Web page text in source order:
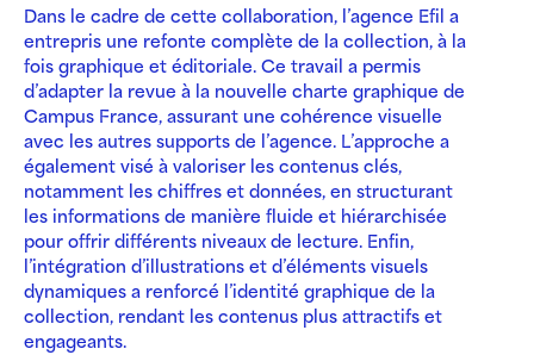
Dans le cadre de cette collaboration, l’agence Efil a
entrepris une refonte complète de la collection, à la
fois graphique et éditoriale. Ce travail a permis
d’adapter la revue à la nouvelle charte graphique de
Campus France, assurant une cohérence visuelle
avec les autres supports de l’agence. L’approche a
également visé à valoriser les contenus clés,
notamment les chiffres et données, en structurant
les informations de manière fluide et hiérarchisée
pour offrir différents niveaux de lecture. Enfin,
l’intégration d’illustrations et d’éléments visuels
dynamiques a renforcé l’identité graphique de la
collection, rendant les contenus plus attractifs et
engageants.